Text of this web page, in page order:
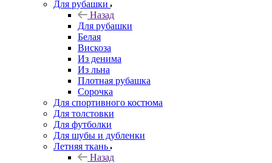
Для рубашки
Назад
Для рубашки
Белая
Вискоза
Из денима
Из льна
Плотная рубашка
Сорочка
Для спортивного костюма
Для толстовки
Для футболки
Для шубы и дубленки
Летняя ткань
Назад